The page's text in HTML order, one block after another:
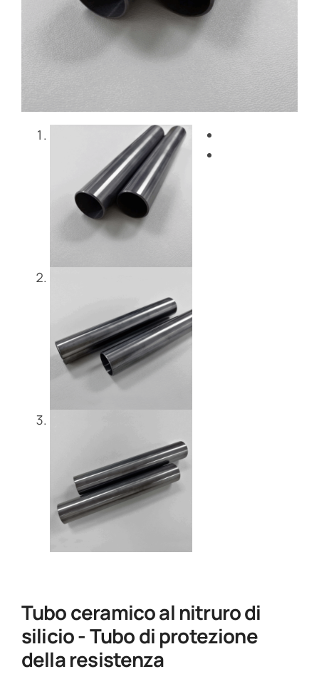
Contattaci
Tubo ceramico al nitruro di
silicio - Tubo di protezione
della resistenza